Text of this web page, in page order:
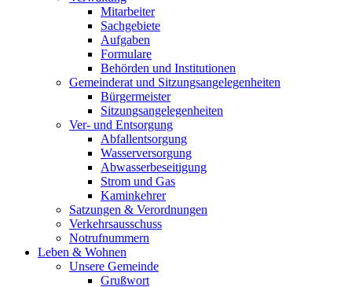
Mitarbeiter
Sachgebiete
Aufgaben
Formulare
Behörden und Institutionen
Gemeinderat und Sitzungsangelegenheiten
Bürgermeister
Sitzungsangelegenheiten
Ver- und Entsorgung
Abfallentsorgung
Wasserversorgung
Abwasserbeseitigung
Strom und Gas
Kaminkehrer
Satzungen & Verordnungen
Verkehrsausschuss
Notrufnummern
Leben & Wohnen
Unsere Gemeinde
Grußwort